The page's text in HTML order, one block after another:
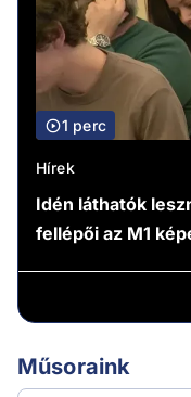
1 perc
Hírek
Idén láthatók
fellépői az M1
Műsoraink